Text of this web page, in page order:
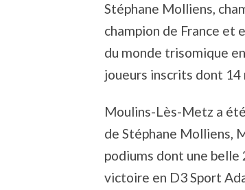
Stéphane Molliens,
champion de France et
du monde trisomique
joueurs inscrits dont
Moulins-Lès-Metz a
de Stéphane Molliens,
podiums dont une belle
victoire en D3 Sport